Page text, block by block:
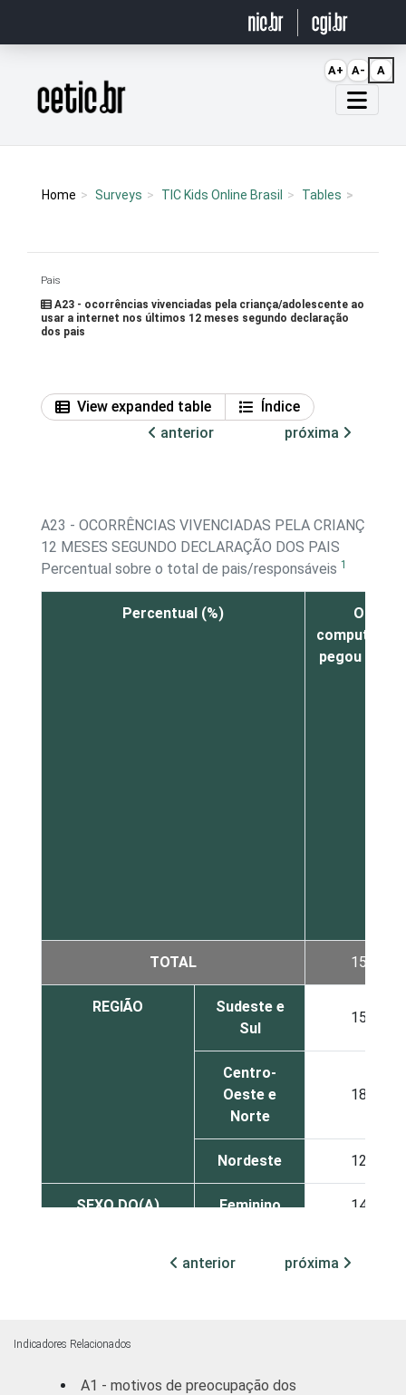
Página inicial
Home Surveys TIC Kids Online Brasil Tables
Pais
A23 - ocorrências vivenciadas pela criança/adolescente ao
usar a internet nos últimos 12 meses segundo declaração
dos pais
View expanded table
Índice
anterior
próxima
A23 - OCORRÊNCIAS VIVENCIADAS PELA CRIANÇA/
12 MESES SEGUNDO DECLARAÇÃO DOS PAIS
Percentual sobre o total de pais/responsáveis 1
Percentual (%)
O
computador
pegou vírus
TOTAL 15
REGIÃO
Sudeste e
Sul
15
Centro-
Oeste e
Norte
18
Nordeste 12
SEXO DO(A)
Feminino 14
PAI/RESPONSÁVEL
II
anterior próxima
Indicadores Relacionados
A1 - motivos de preocupação dos
A+ A- A